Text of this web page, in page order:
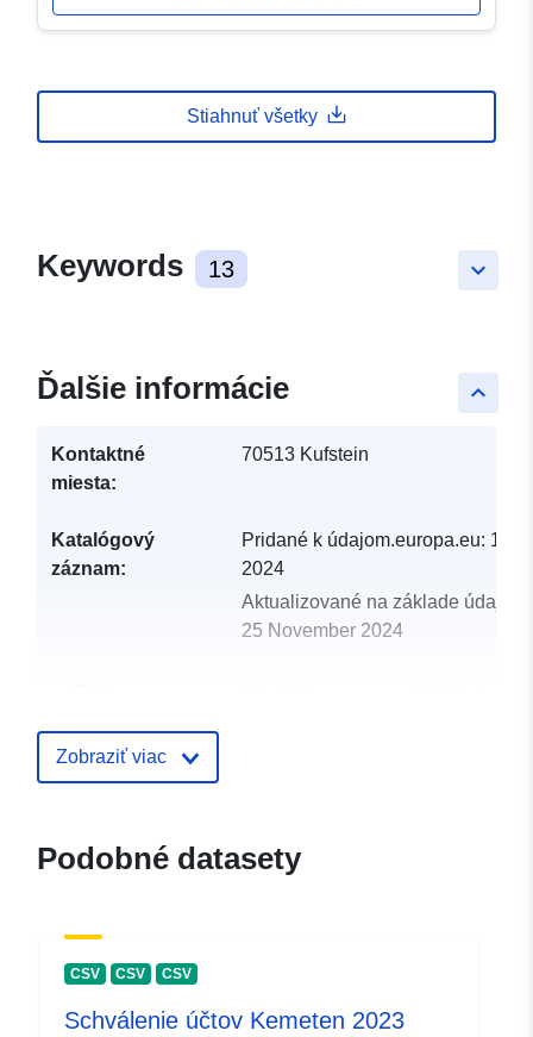
Stiahnuť všetky
keyboard_arrow_down
Keywords 13
keyboard_arrow_up
Ďalšie informácie
Kontaktné
miesta:
70513 Kufstein
Katalógový
záznam:
Pridané k údajom.europa.eu: 18
2024
Aktualizované na základe
25 November 2024
Zobraziť viac
Podobné datasety
CSV CSV CSV
Schválenie účtov Kemeten 2023